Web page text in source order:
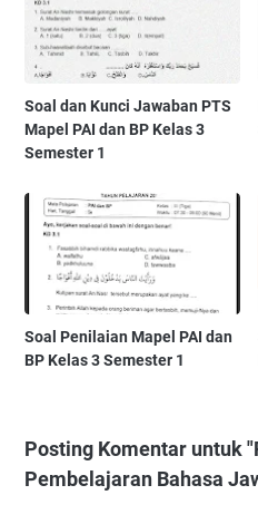
Soal dan Kunci Jawaban PTS
Mapel PAI dan BP Kelas 3
Semester 1
Soal Penilaian Mapel PAI dan
BP Kelas 3 Semester 1
Posting Komentar untuk
Pembelajaran Bahasa